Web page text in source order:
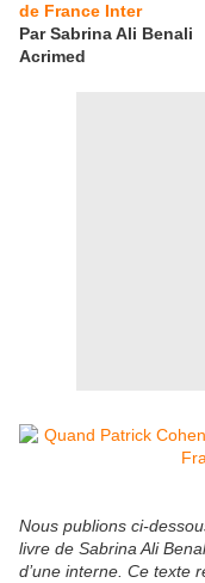
de France Inter
Par Sabrina Ali Benali
Acrimed
Nous publions ci-
livre de Sabrina Ali
d’une interne. Ce texte